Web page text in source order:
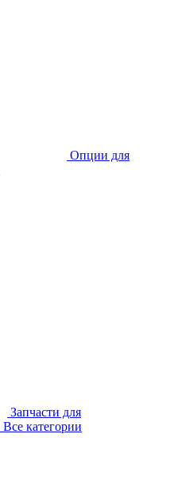
Опции для
Запчасти для
Все категории